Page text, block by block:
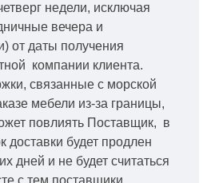
недели, исключая
вечера и
от даты получения
компании клиента.
связанные с морской
мебели из-за границы,
повлиять Поставщик, в
доставки будет продлен
дней и не будет считаться
с тем поставщики